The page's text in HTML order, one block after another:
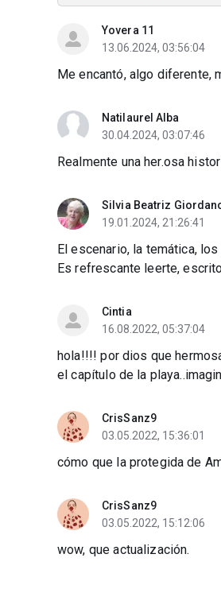
Yovera 11
13.06.2024, 03:56:04
Me encantó, algo diferente,
Natilaurel Alba
30.04.2024, 03:07:46
Realmente una her.osa
Silvia Beatriz
19.01.2024, 21:26:41
El escenario, la temática,
Es refrescante leerte,
Cintia
16.08.2022, 05:37:04
hola!!!! por dios que
el capítulo de la
CrisSanz9
03.05.2022, 15:36:01
cómo que la protegida de
CrisSanz9
03.05.2022, 15:12:06
wow, que actualización.